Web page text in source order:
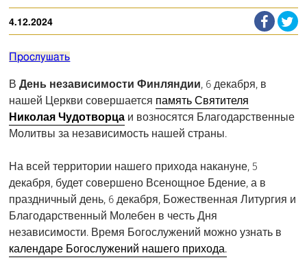
4.12.2024
Прослушать
ВДень независимости Финляндии, 6 декабря, в
нашей Церкви совершается память Святителя
Николая Чудотворца и возносятся Благодарственные
Молитвы за независимость нашей страны.
На всей территории нашего прихода накануне, 5
декабря, будет совершено Всенощное Бдение, а в
праздничный день, 6 декабря, Божественная Литургия и
Благодарственный Молебен в честь Дня
независимости. Время Богослужений можно узнать в
календаре Богослужений нашего прихода.